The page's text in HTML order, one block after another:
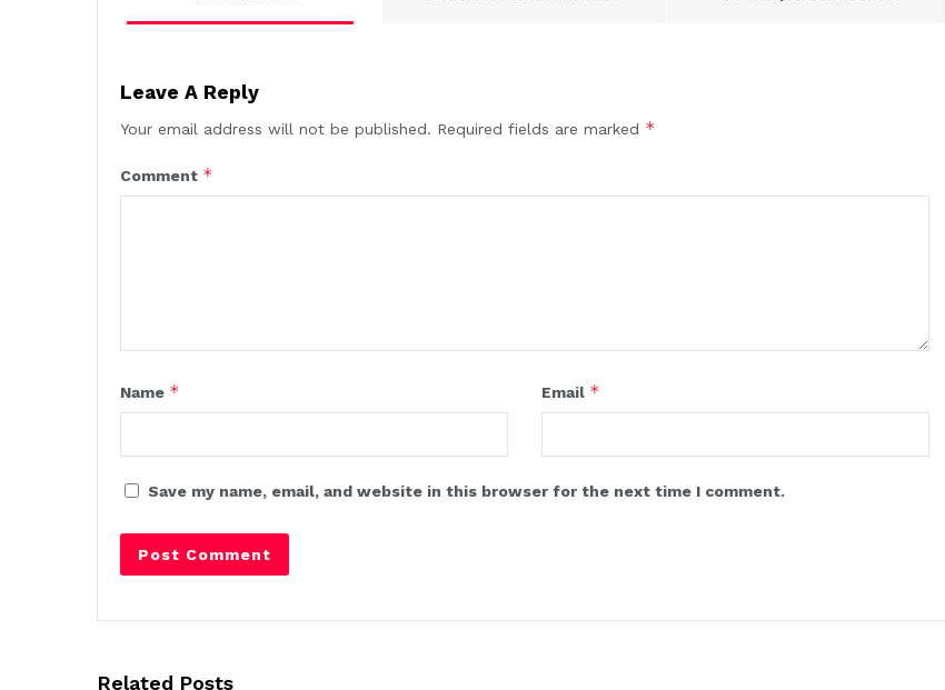
Leave A Reply
Your email address will not be published. Required fields are marked *
Comment *
Name * Email *
Save my name, email, and website in this browser for the next time I comment.
Related Posts